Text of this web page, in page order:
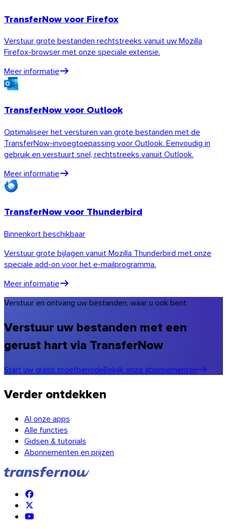
TransferNow voor Firefox
Verstuur grote bestanden rechtstreeks vanuit uw Mozilla
Firefox-browser met onze speciale extensie.
Meer informatie
TransferNow voor Outlook
Optimaliseer het versturen van grote bestanden met de
TransferNow-invoegtoepassing voor Outlook. Eenvoudig in
gebruik en verstuurt snel, rechtstreeks vanuit Outlook.
Meer informatie
TransferNow voor Thunderbird
Binnenkort beschikbaar
Verstuur grote bijlagen vanuit Mozilla Thunderbird met onze
speciale add-on voor het e-mailprogramma.
Meer informatie
Verstuur en ontvang uw bestanden, waar u ook bent
Verstuur uw bestanden met een
gerust hart via TransferNow
Start uw gratis proefperiodeBekijk onze abonnementen
Verder ontdekken
Al onze apps
Alle functies
Gidsen & tutorials
Abonnementen en prijzen